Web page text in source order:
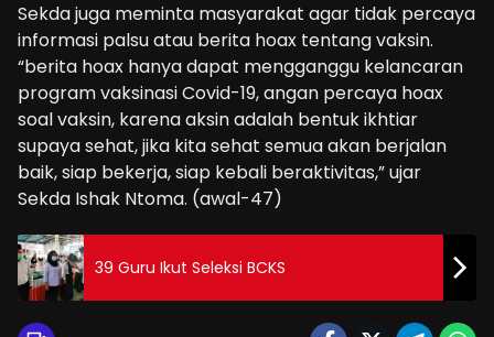
Sekda juga meminta masyarakat agar tidak percaya
informasi palsu atau berita hoax tentang vaksin.
“berita hoax hanya dapat mengganggu kelancaran
program vaksinasi Covid-19, angan percaya hoax
soal vaksin, karena aksin adalah bentuk ikhtiar
supaya sehat, jika kita sehat semua akan berjalan
baik, siap bekerja, siap kebali beraktivitas,” ujar
Sekda Ishak Ntoma. (awal-47)
39 Guru Ikut Seleksi BCKS